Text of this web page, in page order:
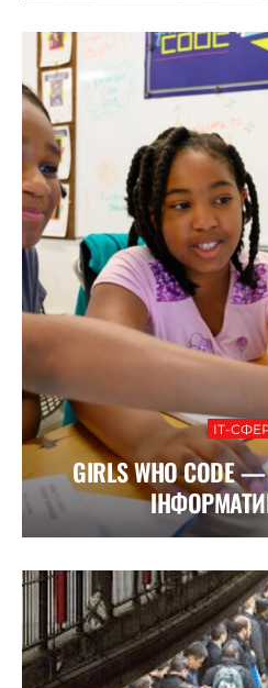
ІТ-
GIRLS WHO